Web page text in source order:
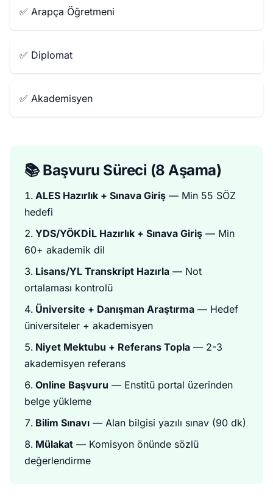
✅ Arapça Öğretmeni
✅ Diplomat
✅ Akademisyen
📚 Başvuru Süreci (8 Aşama)
ALES Hazırlık + Sınava Giriş — Min 55 SÖZ
hedefi
YDS/YÖKDİL Hazırlık + Sınava Giriş — Min
60+ akademik dil
Lisans/YL Transkript Hazırla — Not
ortalaması kontrolü
Üniversite + Danışman Araştırma — Hedef
üniversiteler + akademisyen
Niyet Mektubu + Referans Topla — 2-3
akademisyen referans
Online Başvuru — Enstitü portal üzerinden
belge yükleme
Bilim Sınavı — Alan bilgisi yazılı sınav (90 dk)
Mülakat — Komisyon önünde sözlü
değerlendirme